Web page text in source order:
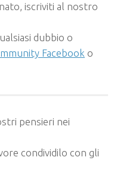
iscriviti al nostro
dubbio o
Facebook o
pensieri nei
condividilo con gli